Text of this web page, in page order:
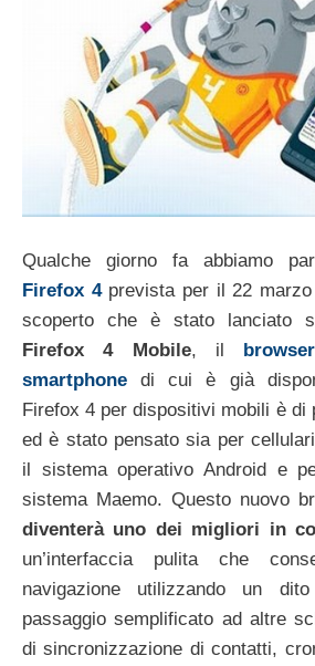
Qualche giorno fa abbiamo
Firefox 4prevista per il 22 marzo
scoperto che è stato lanciato
Firefox 4 Mobile, il browser
smartphone di cui è già
Firefox 4 per dispositivi mobili è di
ed è stato pensato sia per
il sistema operativo Android e
sistema Maemo. Questo nuovo
diventerà uno dei migliori in
un’interfaccia pulita che
navigazione utilizzando un
passaggio semplificato ad altre
di sincronizzazione di contatti,